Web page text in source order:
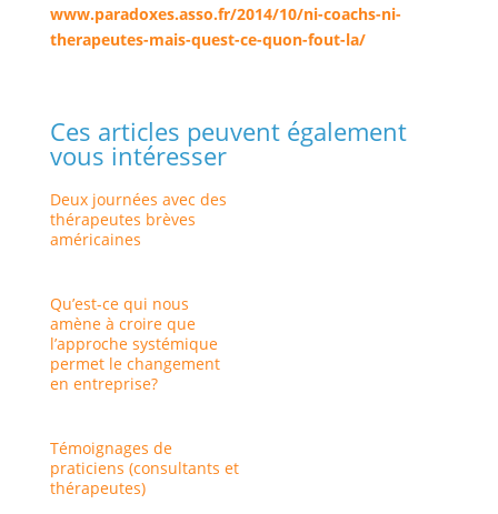
www.paradoxes.asso.fr/2014/10/ni-coachs-ni-
therapeutes-mais-quest-ce-quon-fout-la/
Ces articles peuvent également
vous intéresser
Deux journées avec des
thérapeutes brèves
américaines
Qu’est-ce qui nous
amène à croire que
l’approche systémique
permet le changement
en entreprise?
Témoignages de
praticiens (consultants et
thérapeutes)